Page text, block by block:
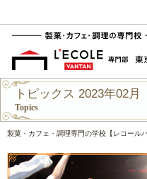
トピックス 2023年02月
Topics
製菓・カフェ・調理専門の学校【レコールバ